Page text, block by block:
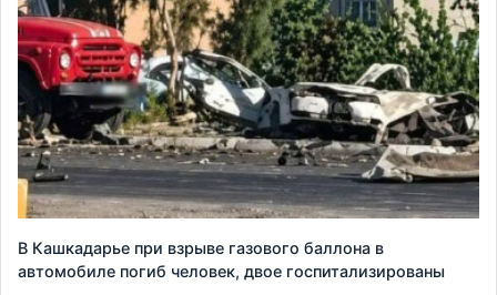
В Кашкадарье при взрыве газового баллона в
автомобиле погиб человек, двое госпитализированы